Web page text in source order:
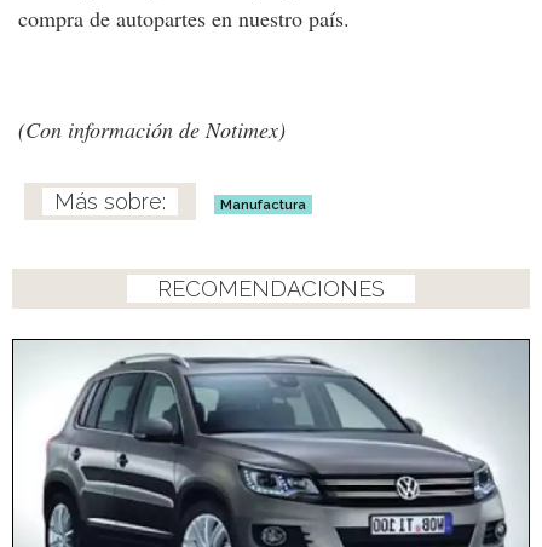
compra de autopartes en nuestro país.
(Con información de Notimex)
Manufactura
RECOMENDACIONES